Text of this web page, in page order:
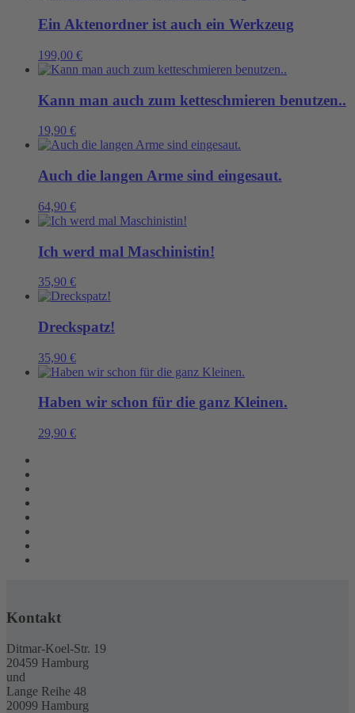
Ein Aktenordner ist auch ein Werkzeug
199,00 €
Kann man auch zum ketteschmieren benutzen..
19,90 €
Auch die langen Arme sind eingesaut.
64,90 €
Ich werd mal Maschinistin!
35,90 €
Dreckspatz!
35,90 €
Haben wir schon für die ganz Kleinen.
29,90 €
Kontakt
Ditmar-Koel-Str. 19
20459 Hamburg
und
Lange Reihe 48
20099 Hamburg